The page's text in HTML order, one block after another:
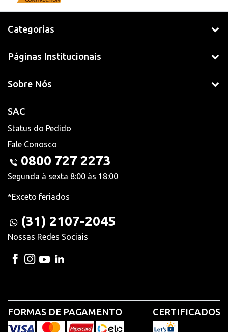
Categorias
Páginas Institucionais
Sobre Nós
SAC
Status do Pedido
Fale Conosco
0800 727 2273
Segunda à sexta 8:00 às 18:00
*Exceto feriados
(31) 2107-2045
Nossas Redes Sociais
FORMAS DE PAGAMENTO CERTIFICADOS